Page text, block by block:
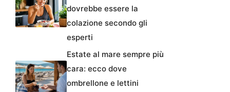
dovrebbe essere la
colazione secondo gli
esperti
Estate al mare sempre più
cara: ecco dove
ombrellone e lettini